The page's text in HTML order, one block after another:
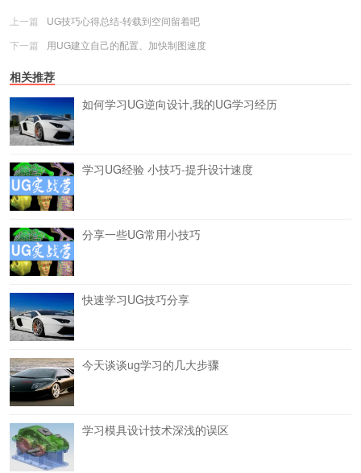
上一篇
UG技巧心得总结-转载到空间留着吧
下一篇
用UG建立自己的配置、加快制图速度
相关推荐
如何学习UG逆向设计,我的UG学习经历
学习UG经验 小技巧-提升设计速度
分享一些UG常用小技巧
快速学习UG技巧分享
今天谈谈ug学习的几大步骤
学习模具设计技术深浅的误区